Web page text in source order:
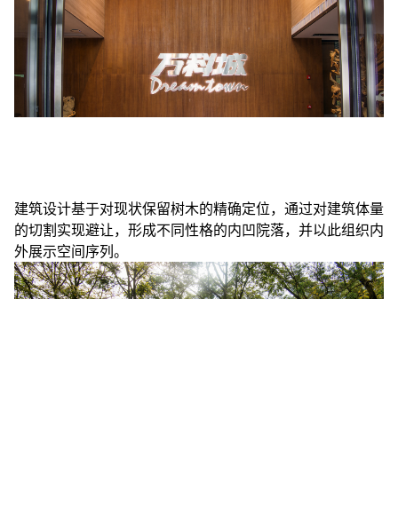
建筑设计基于对现状保留树木的精确定位，通过对建筑体量
的切割实现避让，形成不同性格的内凹院落，并以此组织内
外展示空间序列。